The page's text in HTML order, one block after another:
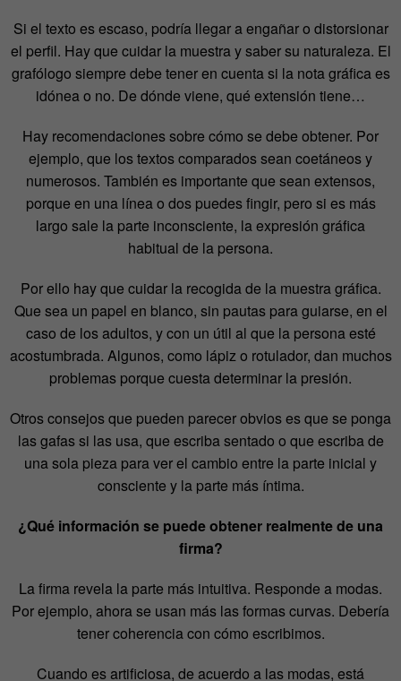
Si el texto es escaso, podría llegar a engañar o distorsionar
el perfil. Hay que cuidar la muestra y saber su naturaleza. El
grafólogo siempre debe tener en cuenta si la nota gráfica es
idónea o no. De dónde viene, qué extensión tiene…
Hay recomendaciones sobre cómo se debe obtener. Por
ejemplo, que los textos comparados sean coetáneos y
numerosos. También es importante que sean extensos,
porque en una línea o dos puedes fingir, pero si es más
largo sale la parte inconsciente, la expresión gráfica
habitual de la persona.
Por ello hay que cuidar la recogida de la muestra gráfica.
Que sea un papel en blanco, sin pautas para guiarse, en el
caso de los adultos, y con un útil al que la persona esté
acostumbrada. Algunos, como lápiz o rotulador, dan muchos
problemas porque cuesta determinar la presión.
Otros consejos que pueden parecer obvios es que se ponga
las gafas si las usa, que escriba sentado o que escriba de
una sola pieza para ver el cambio entre la parte inicial y
consciente y la parte más íntima.
¿Qué información se puede obtener realmente de una
firma?
La firma revela la parte más intuitiva. Responde a modas.
Por ejemplo, ahora se usan más las formas curvas. Debería
tener coherencia con cómo escribimos.
Cuando es artificiosa, de acuerdo a las modas, está